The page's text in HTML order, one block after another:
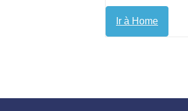
Ir à Home